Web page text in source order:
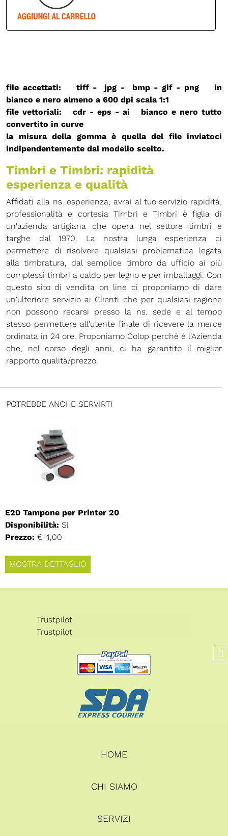
file accettati: tiff - jpg - bmp - gif - png in
bianco e nero almeno a 600 dpi scala 1:1
file vettoriali: cdr - eps - ai bianco e nero tutto
convertito in curve
la misura della gomma è quella del file inviatoci
indipendentemente dal modello scelto.
Timbri e Timbri: rapidità
esperienza e qualità
Affidati alla ns. esperienza, avrai al tuo servizio rapidità,
professionalità e cortesia Timbri e Timbri è figlia di
un'azienda artigiana che opera nel settore timbri e
targhe dal 1970. La nostra lunga esperienza ci
permettere di risolvere qualsiasi problematica legata
alla timbratura, dal semplice timbro da ufficio ai più
complessi timbri a caldo per legno e per imballaggi. Con
questo sito di vendita on line ci proponiamo di dare
un'ulteriore servizio ai Clienti che per qualsiasi ragione
non possono recarsi presso la ns. sede e al tempo
stesso permettere all'utente finale di ricevere la merce
ordinata in 24 ore. Proponiamo Colop perchè è l'Azienda
che, nel corso degli anni, ci ha garantito il miglior
rapporto qualità/prezzo.
POTREBBE ANCHE SERVIRTI
E20 Tampone per Printer 20
Disponibilità: Si
Prezzo: € 4,00
MOSTRA DETTAGLIO
Trustpilot
Trustpilot
HOME
CHI SIAMO
SERVIZI